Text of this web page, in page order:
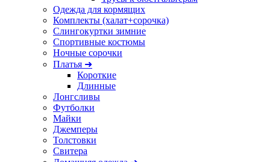
Одежда для кормящих
Комплекты (халат+сорочка)
Слингокуртки зимние
Спортивные костюмы
Ночные сорочки
Платья ➜
Короткие
Длинные
Лонгсливы
Футболки
Майки
Джемперы
Толстовки
Свитера